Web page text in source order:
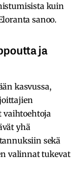
kuin
sanoo.
ja
kasvussa,
vaihtoehtoja
yhä
sekä
valinnat tukevat